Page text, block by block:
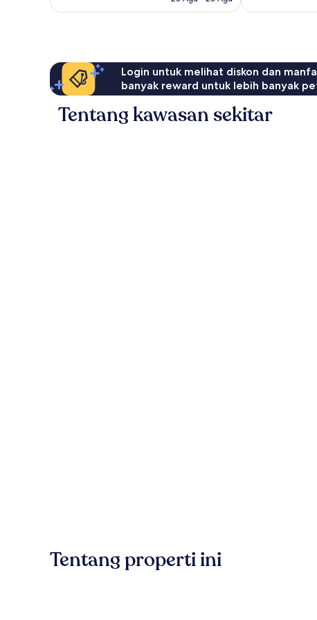
Login untuk melihat diskon dan
banyak reward untuk lebih banyak
Tentang kawasan sekitar
Tentang properti ini